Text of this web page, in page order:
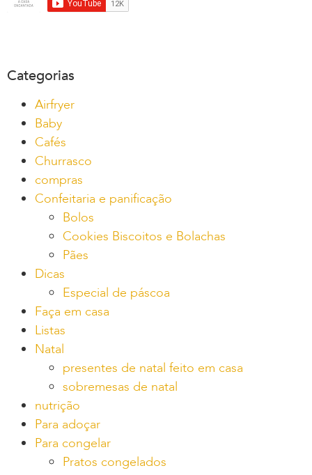
Categorias
Airfryer
Baby
Cafés
Churrasco
compras
Confeitaria e panificação
Bolos
Cookies Biscoitos e Bolachas
Pães
Dicas
Especial de páscoa
Faça em casa
Listas
Natal
presentes de natal feito em casa
sobremesas de natal
nutrição
Para adoçar
Para congelar
Pratos congelados